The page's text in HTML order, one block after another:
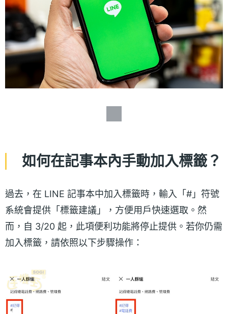
如何在記事本內手動加入標籤？
過去，在 LINE 記事本中加入標籤時，輸入「#」符號
系統會提供「標籤建議」，方便用戶快速選取。然
而，自 3/20 起，此項便利功能將停止提供。若你仍需
加入標籤，請依照以下步驟操作：